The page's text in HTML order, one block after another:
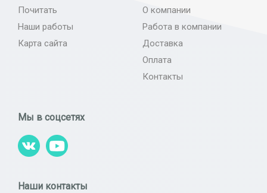
Почитать
Наши работы
Карта сайта
О компании
Работа в компании
Доставка
Оплата
Контакты
Мы в соцсетях
Наши контакты